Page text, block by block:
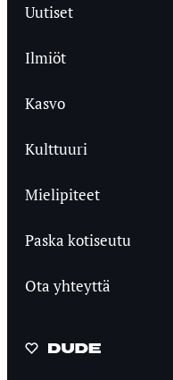
Uutiset
Ilmiöt
Kasvo
Kulttuuri
Mielipiteet
Paska kotiseutu
Ota yhteyttä